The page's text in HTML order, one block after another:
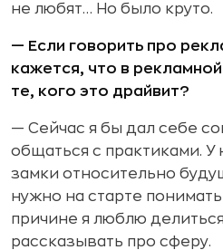
не любят… Но было круто.
— Если говорить про
кажется, что в
те, кого это драйвит?
— Сейчас я бы дал себе
общаться с практиками.
замки относительно
нужно на старте
причине я люблю
рассказывать про сферу.